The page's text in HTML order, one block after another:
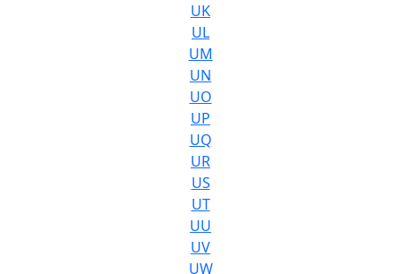
UK
UL
UM
UN
UO
UP
UQ
UR
US
UT
UU
UV
UW